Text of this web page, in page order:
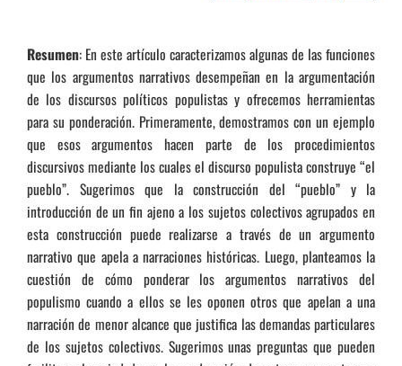
Resumen: En este artículo caracterizamos algunas de las funciones
que los argumentos narrativos desempeñan en la argumentación
de los discursos políticos populistas y ofrecemos herramientas
para su ponderación. Primeramente, demostramos con un ejemplo
que esos argumentos hacen parte de los procedimientos
discursivos mediante los cuales el discurso populista construye “el
pueblo”. Sugerimos que la construcción del “pueblo” y la
introducción de un fin ajeno a los sujetos colectivos agrupados en
esta construcción puede realizarse a través de un argumento
narrativo que apela a narraciones históricas. Luego, planteamos la
cuestión de cómo ponderar los argumentos narrativos del
populismo cuando a ellos se les oponen otros que apelan a una
narración de menor alcance que justifica las demandas particulares
de los sujetos colectivos. Sugerimos unas preguntas que pueden